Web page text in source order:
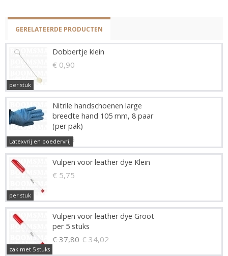
GERELATEERDE PRODUCTEN
Dobbertje klein
€ 0,90
per stuk
Nitrile handschoenen large
breedte hand 105 mm, 8 paar
(per pak)
€ 2,45
Latexvrij en poedervrij
Vulpen voor leather dye Klein
€ 5,75
per stuk
Vulpen voor leather dye Groot
per 5 stuks
€ 37,80 € 34,02
zak met 5 stuks